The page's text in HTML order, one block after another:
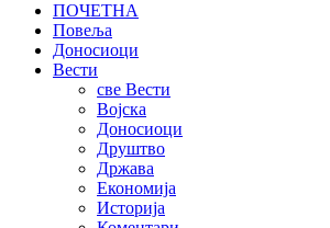
ПОЧЕТНА
Повеља
Доносиоци
Вести
све Вести
Војска
Доносиоци
Друштво
Држава
Економија
Историја